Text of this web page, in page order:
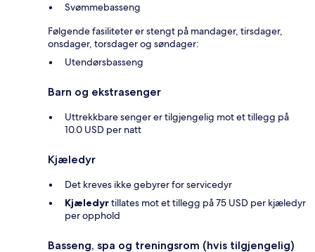
Svømmebasseng
Følgende fasiliteter er stengt på mandager, tirsdager,
onsdager, torsdager og søndager:
Utendørsbasseng
Barn og ekstrasenger
Uttrekkbare senger er tilgjengelig mot et tillegg på
10.0 USD per natt
Kjæledyr
Det kreves ikke gebyrer for servicedyr
Kjæledyrtillates mot et tillegg på 75 USD per kjæledyr
per opphold
Basseng, spa og treningsrom (hvis tilgjengelig)